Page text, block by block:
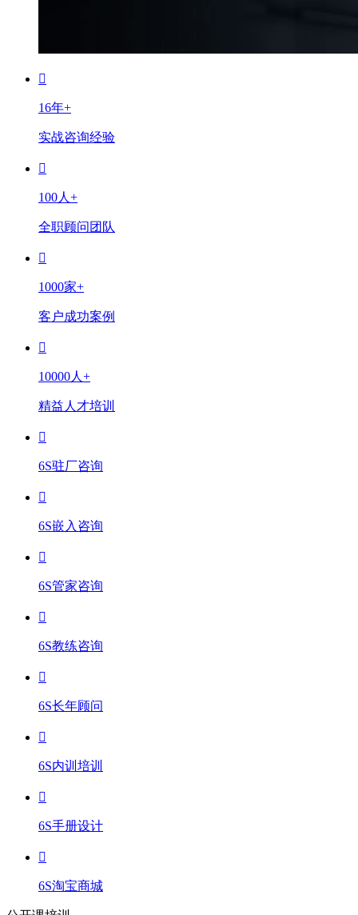
16年+
实战咨询经验
100人+
全职顾问团队
1000家+
客户成功案例
10000人+
精益人才培训
6S驻厂咨询
6S嵌入咨询
6S管家咨询
6S教练咨询
6S长年顾问
6S内训培训
6S手册设计
6S淘宝商城